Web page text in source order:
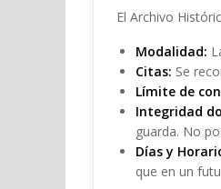
El Archivo
Modalidad:
Citas: Se
Límite de
Integridad
guarda. No
Días y
que en un